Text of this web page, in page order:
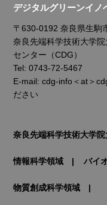
デジタルグリーンイノ
〒630-0192 奈良県生駒
奈良先端科学技術大学
センター（CDG）
Tel: 0743-72-5467
E-mail: cdg-info＜at＞
ださい
奈良先端科学技術大学院
情報科学領域 バイ
物質創成科学領域